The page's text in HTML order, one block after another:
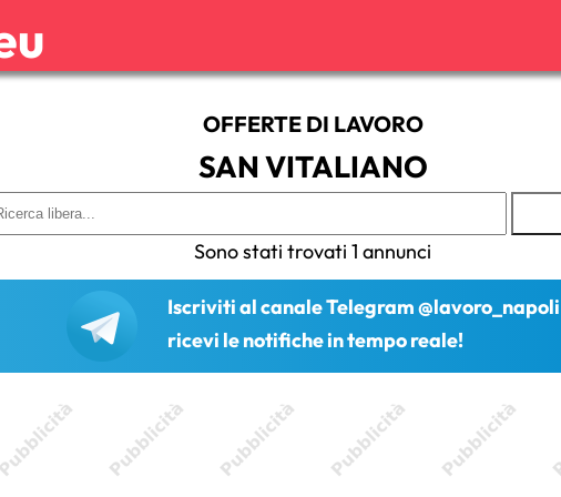
OFFERTE DI LAVORO
SAN VITALIANO
Sono stati trovati 1 annunci
Iscriviti al canale Telegram @lavoro_napoli
ricevi le notifiche in tempo reale!